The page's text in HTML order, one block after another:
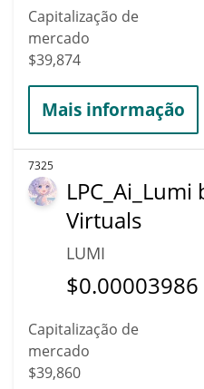
Capitalização de
mercado
$39,874
Mais informação
7325
LPC_Ai_Lumi
Virtuals
LUMI
$0.00003986
Capitalização de
mercado
$39,860